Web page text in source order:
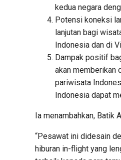
kedua negara
Potensi koneksi
lanjutan bagi
Indonesia dan di
Dampak positif
akan memberikan
pariwisata
Indonesia dapat
Ia menambahkan, Batik
“Pesawat ini didesain
hiburan in-flight yang